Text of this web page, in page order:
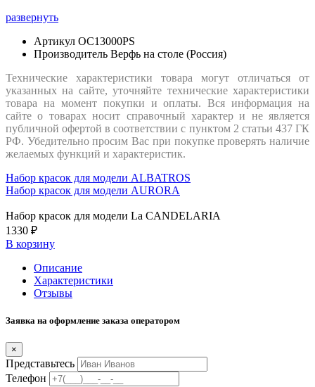
развернуть
Артикул OC13000PS
Производитель Верфь на столе (Россия)
Технические характеристики товара могут отличаться от
указанных на сайте, уточняйте технические характеристики
товара на момент покупки и оплаты. Вся информация на
сайте о товарах носит справочный характер и не является
публичной офертой в соответствии с пунктом 2 статьи 437 ГК
РФ. Убедительно просим Вас при покупке проверять наличие
желаемых функций и характеристик.
Набор красок для модели ALBATROS
Набор красок для модели AURORA
Набор красок для модели La CANDELARIA
1330 ₽
В корзину
Описание
Характеристики
Отзывы
Заявка на оформление заказа оператором
×
Представьтесь
Телефон